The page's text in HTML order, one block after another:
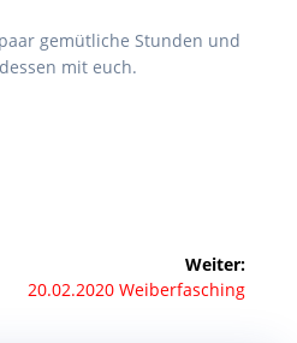
gemütliche Stunden und
mit euch.
Weiter:
Nächster
20.02.2020 Weiberfasching